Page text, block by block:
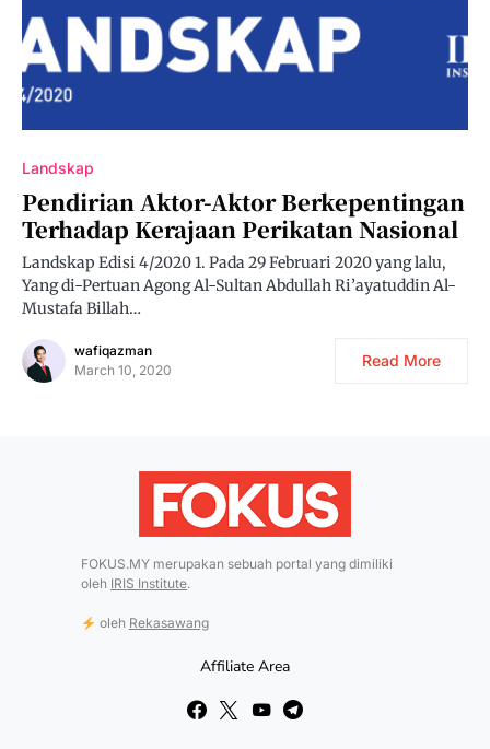
Landskap
Pendirian Aktor-Aktor Berkepentingan
Terhadap Kerajaan Perikatan Nasional
Landskap Edisi 4/2020 1. Pada 29 Februari 2020 yang lalu,
Yang di-Pertuan Agong Al-Sultan Abdullah Ri’ayatuddin Al-
Mustafa Billah…
wafiqazman
March 10, 2020
Read More
FOKUS.MY merupakan sebuah portal yang dimiliki
oleh IRIS Institute.
oleh Rekasawang
Affiliate Area